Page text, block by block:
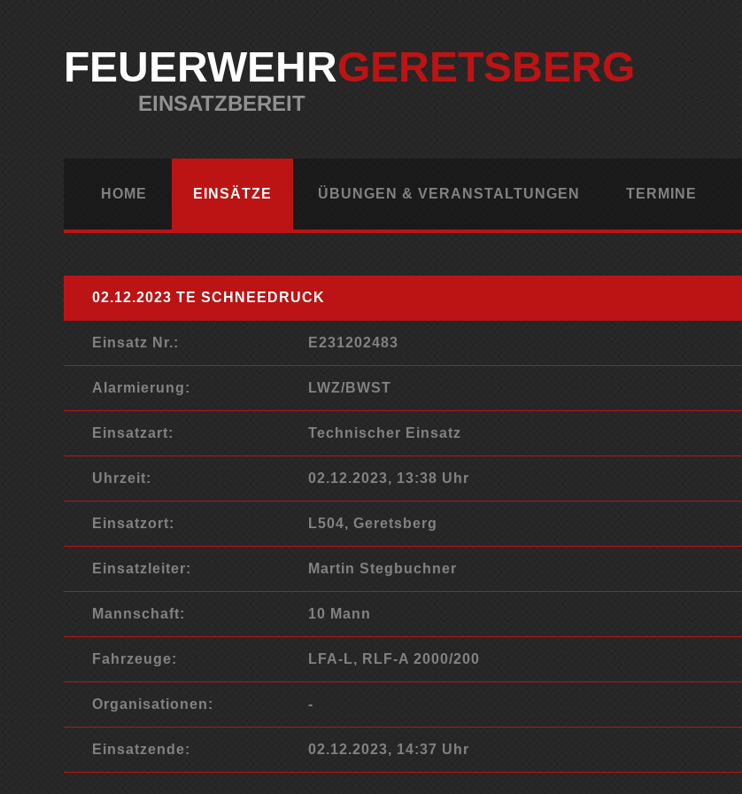
FEUERWEHRGERETSBERG
EINSATZBEREIT
HOME EINSÄTZE ÜBUNGEN & VERANSTALTUNGEN TERMINE
02.12.2023 TE SCHNEEDRUCK
Einsatz Nr.: E231202483
Alarmierung: LWZ/BWST
Einsatzart: Technischer Einsatz
Uhrzeit: 02.12.2023, 13:38 Uhr
Einsatzort: L504, Geretsberg
Einsatzleiter: Martin Stegbuchner
Mannschaft: 10 Mann
Fahrzeuge: LFA-L, RLF-A 2000/200
Organisationen: -
Einsatzende: 02.12.2023, 14:37 Uhr